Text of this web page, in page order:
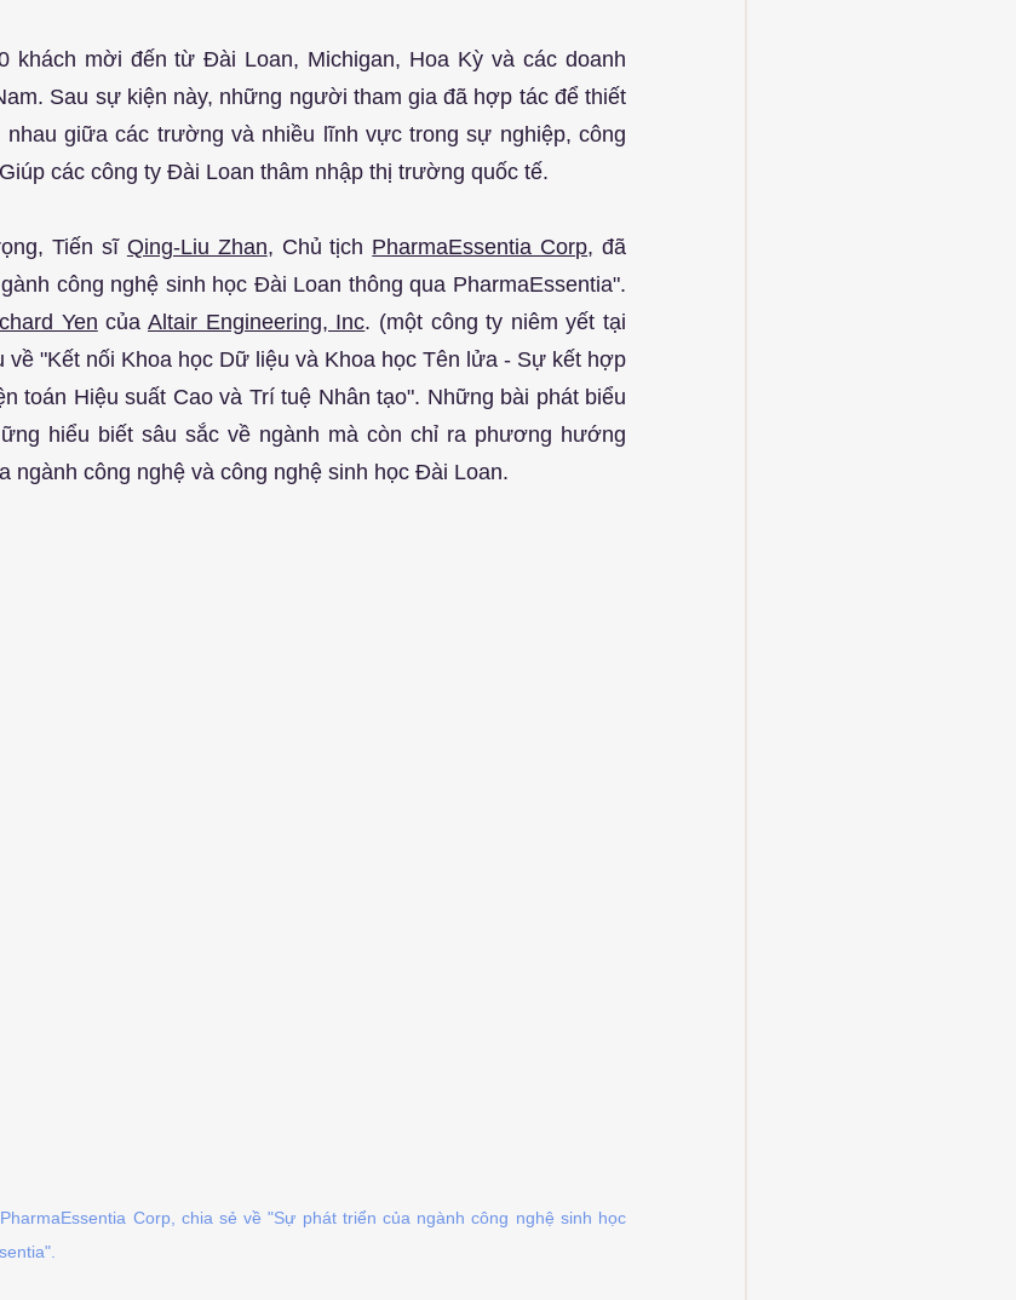
khách mời đến từ Đài Loan, Michigan, Hoa Kỳ và các doanh
Sau sự kiện này, những người tham gia đã hợp tác để thiết
giữa các trường và nhiều lĩnh vực trong sự nghiệp, công
các công ty Đài Loan thâm nhập thị trường quốc tế.
Tiến sĩ Qing-Liu Zhan, Chủ tịch PharmaEssentia Corp, đã
công nghệ sinh học Đài Loan thông qua PharmaEssentia".
Yen của Altair Engineering, Inc. (một công ty niêm yết tại
về "Kết nối Khoa học Dữ liệu và Khoa học Tên lửa - Sự kết hợp
toán Hiệu suất Cao và Trí tuệ Nhân tạo". Những bài phát biểu
hiểu biết sâu sắc về ngành mà còn chỉ ra phương hướng
ngành công nghệ và công nghệ sinh học Đài Loan.
Corp, chia sẻ về "Sự phát triển của ngành công nghệ sinh học